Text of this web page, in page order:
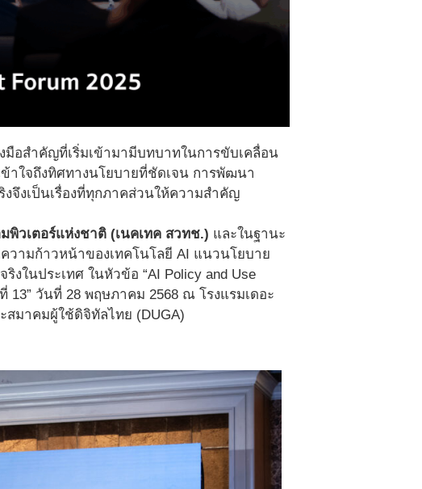
มือสำคัญที่เริ่มเข้ามามีบทบาทในการขับเคลื่อน
าใจถึงทิศทางนโยบายที่ชัดเจน การพัฒนา
งจึงเป็นเรื่องที่ทุกภาคส่วนให้ความสำคัญ
วเตอร์แห่งชาติ (เนคเทค สวทช.) และในฐานะ
วามก้าวหน้าของเทคโนโลยี AI แนวนโยบาย
ในประเทศ ในหัวข้อ “AI Policy and Use
13” วันที่ 28 พฤษภาคม 2568 ณ โรงแรมเดอะ
สมาคมผู้ใช้ดิจิทัลไทย (DUGA)